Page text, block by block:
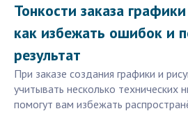
Тонкости заказа
как избежать ошибок и
результат
При заказе создания графики и
учитывать несколько технических
помогут вам избежать